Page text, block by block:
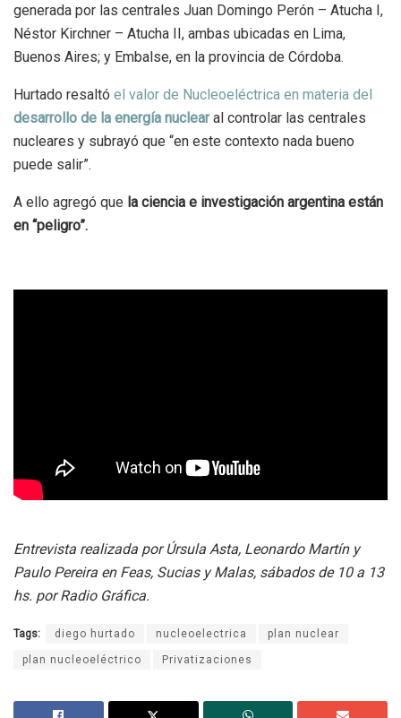
generada por las centrales Juan Domingo Perón – Atucha I,
Néstor Kirchner – Atucha II, ambas ubicadas en Lima,
Buenos Aires; y Embalse, en la provincia de Córdoba.
Hurtado resaltó el valor de Nucleoeléctrica en materia del
desarrollo de la energía nuclear al controlar las centrales
nucleares y subrayó que “en este contexto nada bueno
puede salir”.
A ello agregó que la ciencia e investigación argentina están
en “peligro”.
Entrevista realizada por Úrsula Asta, Leonardo Martín y
Paulo Pereira en Feas, Sucias y Malas, sábados de 10 a 13
hs. por Radio Gráfica.
Tags: diego hurtado nucleoelectrica plan nuclear
plan nucleoeléctrico Privatizaciones